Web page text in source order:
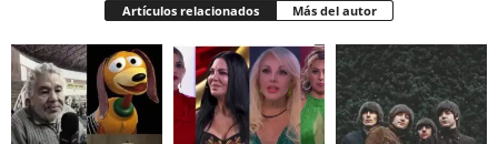
Artículos relacionados Más del autor